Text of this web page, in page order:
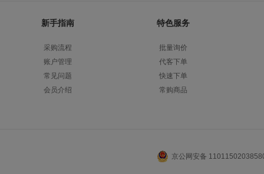
新手指南
采购流程
账户管理
常见问题
会员介绍
特色服务
批量询价
代客下单
快速下单
常购商品
京公网安备